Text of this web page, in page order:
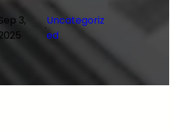
3,
·
Uncategoriz
ed